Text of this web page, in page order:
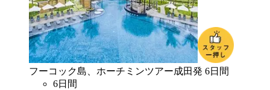
フーコック島、ホーチミンツアー成田発 6日間
6日間